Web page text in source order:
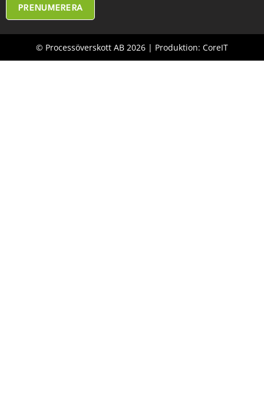
PRENUMERERA
© Processöverskott AB 2026 | Produktion: CoreIT